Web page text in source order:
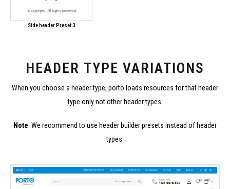
Side header Preset 3
HEADER TYPE VARIATIONS
When you choose a header type, porto loads resources for that header
type only not other header types.
Note: We recommend to use header builder presets instead of header
types.